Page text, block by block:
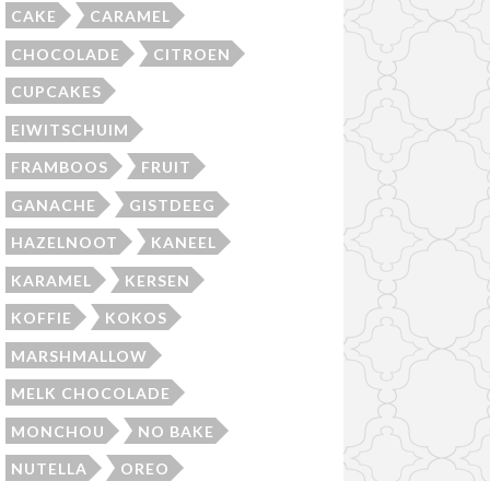
CAKE CARAMEL
CHOCOLADE CITROEN
CUPCAKES
EIWITSCHUIM
FRAMBOOS FRUIT
GANACHE GISTDEEG
HAZELNOOT KANEEL
KARAMEL KERSEN
KOFFIE KOKOS
MARSHMALLOW
MELK CHOCOLADE
MONCHOU NO BAKE
NUTELLA OREO